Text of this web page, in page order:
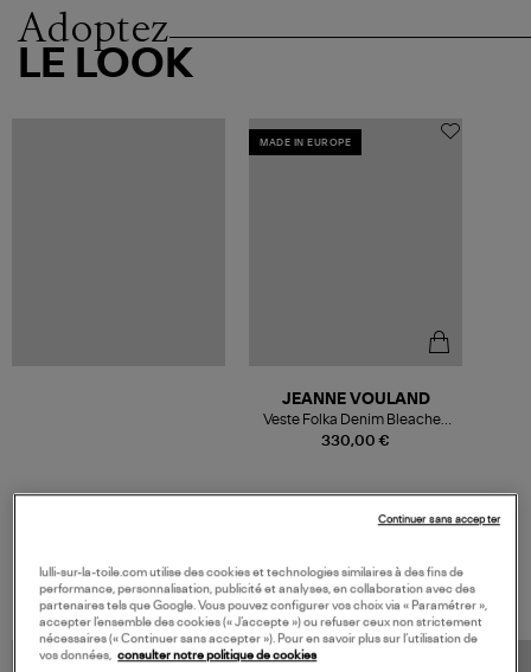
Adoptez
LE LOOK
MADE IN EUROPE
330,00 €
JEANNE VOULAND
Veste Folka Denim Bleached
Bleu
VOS DERNIERS PRODUITS VUS
lulli-sur-la-toile.com utilise des cookies et technologies similaires à des fins de
performance, personnalisation, publicité et analyses, en collaboration avec des
partenaires tels que Google. Vous pouvez configurer vos choix via « Paramétrer »,
accepter l’ensemble des cookies (« J’accepte ») ou refuser ceux non strictement
nécessaires (« Continuer sans accepter »). Pour en savoir plus sur l’utilisation de
vos données, consulter notre politique de cookies
Continuer sans accepter